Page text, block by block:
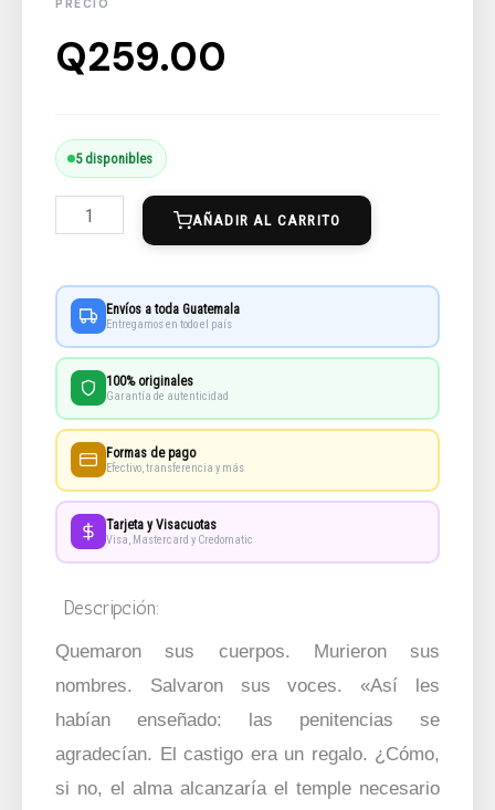
Q259.00
5 disponibles
El
Impuras
cantidad
AÑADIR AL CARRITO
Envíos a toda Guatemala
Entregamos en todo el país
100% originales
Garantía de autenticidad
Formas de pago
Efectivo, transferencia y más
Tarjeta y Visacuotas
Visa, Mastercard y Credomatic
Descripción:
Quemaron sus cuerpos. Murieron sus
nombres. Salvaron sus voces. «Así les
habían enseñado: las penitencias se
agradecían. El castigo era un regalo. ¿Cómo,
si no, el alma alcanzaría el temple necesario